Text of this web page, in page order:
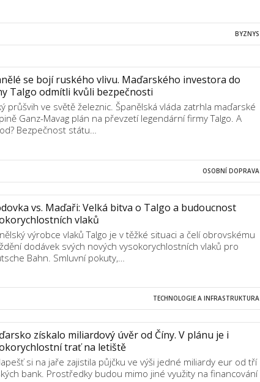
BYZNYS
se bojí ruského vlivu. Maďarského investora do
Talgo odmítli kvůli bezpečnosti
průšvih ve světě železnic. Španělská vláda zatrhla maďarské
Ganz-Mavag plán na převzetí legendární firmy Talgo. A
Bezpečnost státu…
OSOBNÍ DOPRAVA
vs. Maďaři: Velká bitva o Talgo a budoucnost
vlaků
výrobce vlaků Talgo je v těžké situaci a čelí obrovskému
dodávek svých nových vysokorychlostních vlaků pro
Bahn. Smluvní pokuty,…
TECHNOLOGIE A INFRASTRUKTURA
získalo miliardový úvěr od Číny. V plánu je i
trať na letiště
si na jaře zajistila půjčku ve výši jedné miliardy eur od tří
bank. Prostředky budou mimo jiné využity na financování